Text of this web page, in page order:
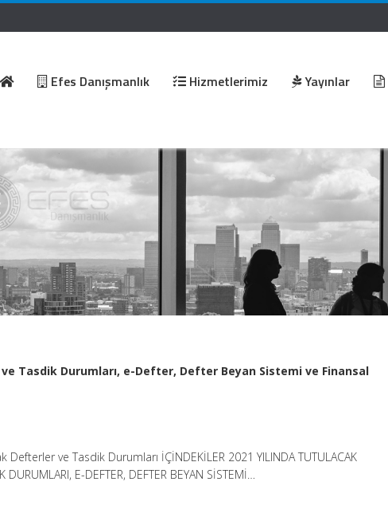
Efes Danışmanlık Hizmetlerimiz Yayınlar
Tasdik Durumları, e-Defter, Defter Beyan Sistemi ve Finansal
Defterler ve Tasdik Durumları İÇİNDEKİLER 2021 YILINDA TUTULACAK
DURUMLARI, E-DEFTER, DEFTER BEYAN SİSTEMİ…